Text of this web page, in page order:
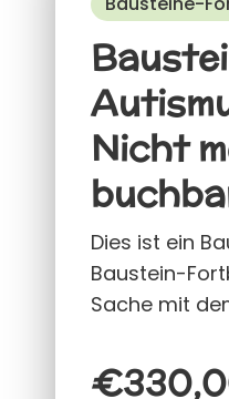
Nicht
Dies ist ein
Baustein-
Sache mit
€